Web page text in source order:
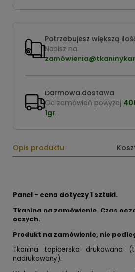
Potrzebujesz większą
Napisz na:
Darmowa dostawa
Od zamówień powyżej
1gr.
Opis produktu
Panel - cena dotyczy 1 sztuki.
Tkanina na zamówienie. Czas
oczych.
Produkt na zamówienie, nie
Tkanina tapicerska drukowana
nadrukowany).